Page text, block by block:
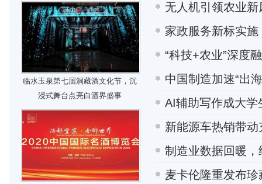
临水玉泉第七届洞藏酒文化节，沉
浸式舞台点亮白酒界盛事
无人机引领农业
家政服务新标实
“科技+农业”深度
中国制造加速“出
AI辅助写作成大
新能源车热销带
制造业数据回暖
麦卡伦隆重发布